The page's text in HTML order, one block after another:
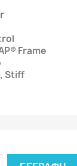
Frame
Stiff